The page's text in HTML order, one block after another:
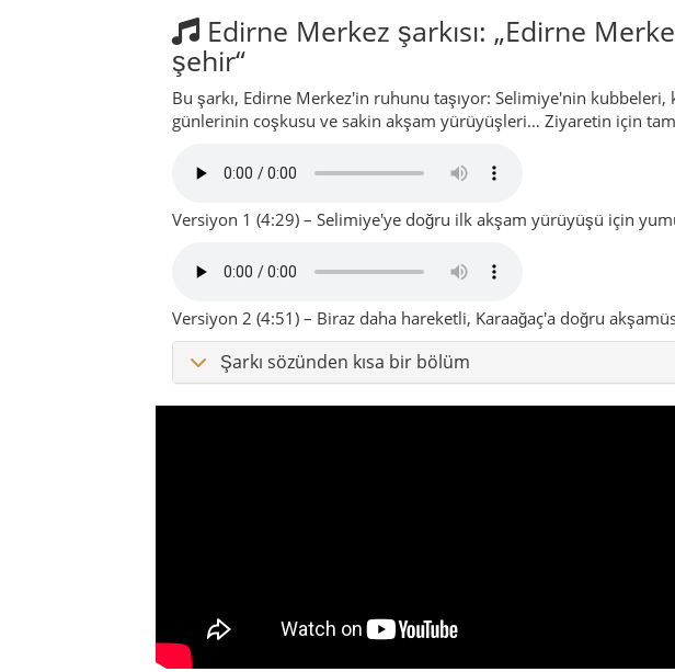
Edirne Merkez şarkısı: „Edirne
şehir“
Bu şarkı, Edirne Merkez'in ruhunu taşıyor: Selimiye'nin kubbeleri,
günlerinin coşkusu ve sakin akşam yürüyüşleri… Ziyaretin için
Versiyon 1 (4:29) – Selimiye'ye doğru ilk akşam yürüyüşü için
Versiyon 2 (4:51) – Biraz daha hareketli, Karaağaç'a doğru
Şarkı sözünden kısa bir bölüm